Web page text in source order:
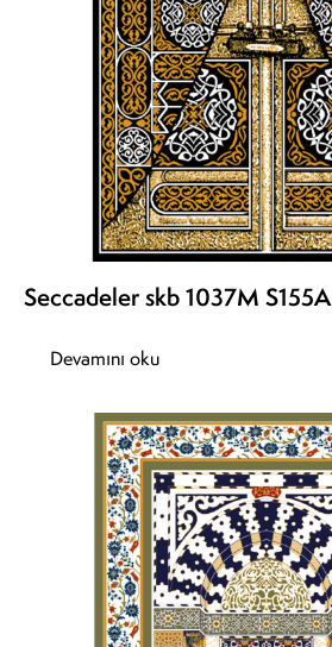
Seccadeler skb 1037M S155A
Devamını oku